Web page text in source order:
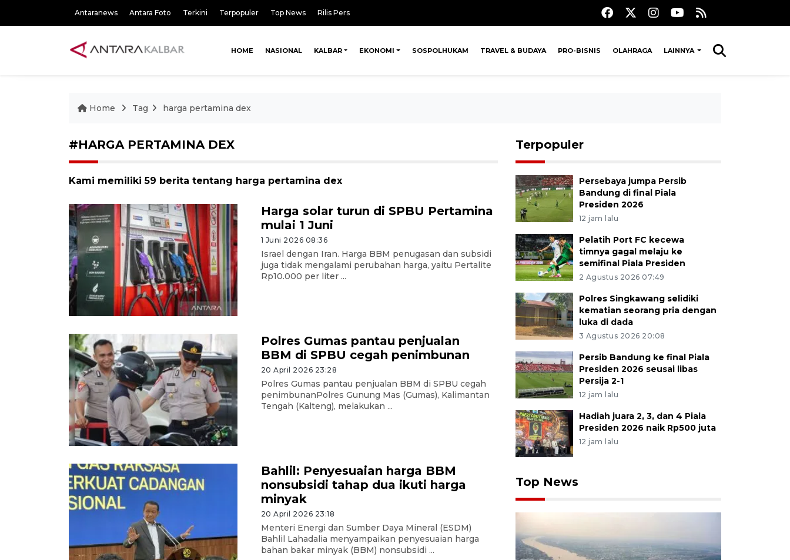
Antaranews Antara Foto Terkini Terpopuler Top News Rilis Pers
HOME NASIONAL KALBAR EKONOMI SOSPOLHUKAM TRAVEL & BUDAYA PRO-BISNIS OLAHRAGA LAINNYA
Home Tag harga pertamina dex
#HARGA PERTAMINA DEX
Kami memiliki 59 berita tentang harga pertamina dex
Harga solar turun di SPBU Pertamina
mulai 1 Juni
1 Juni 2026 08:36
Israel dengan Iran. Harga BBM penugasan dan subsidi
juga tidak mengalami perubahan harga, yaitu Pertalite
Rp10.000 per liter ...
Polres Gumas pantau penjualan
BBM di SPBU cegah penimbunan
20 April 2026 23:28
Polres Gumas pantau penjualan BBM di SPBU cegah
penimbunanPolres Gunung Mas (Gumas), Kalimantan
Tengah (Kalteng), melakukan ...
Bahlil: Penyesuaian harga BBM
nonsubsidi tahap dua ikuti harga
minyak
20 April 2026 23:18
Menteri Energi dan Sumber Daya Mineral (ESDM)
Bahlil Lahadalia menyampaikan penyesuaian harga
bahan bakar minyak (BBM) nonsubsidi ...
Terpopuler
Persebaya jumpa Persib
Bandung di final Piala
Presiden 2026
12 jam lalu
Pelatih Port FC kecewa
timnya gagal melaju ke
semifinal Piala Presiden
2 Agustus 2026 07:49
Polres Singkawang selidiki
kematian seorang pria dengan
luka di dada
3 Agustus 2026 20:08
Persib Bandung ke final Piala
Presiden 2026 seusai libas
Persija 2-1
12 jam lalu
Hadiah juara 2, 3, dan 4 Piala
Presiden 2026 naik Rp500 juta
12 jam lalu
Top News